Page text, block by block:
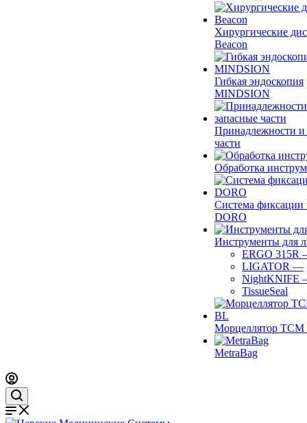
Хирургические
Beacon
Гибкая эндоскопия
MINDSION
Принадлежности и
части
Обработка
Система фиксации
DORO
Инструменты для
ERGO 315R
LIGATOR —
NightKNIFE
TissueSeal
Морцеллятор ТСМ
MetraBag